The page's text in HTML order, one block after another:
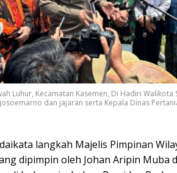
Luhur, Kecamatan Kasemen, Di Hadiri Walikota
dan jajaran serta Kepala Dinas
langkah Majelis Pimpinan
dipimpin oleh Johan Aripin Muba